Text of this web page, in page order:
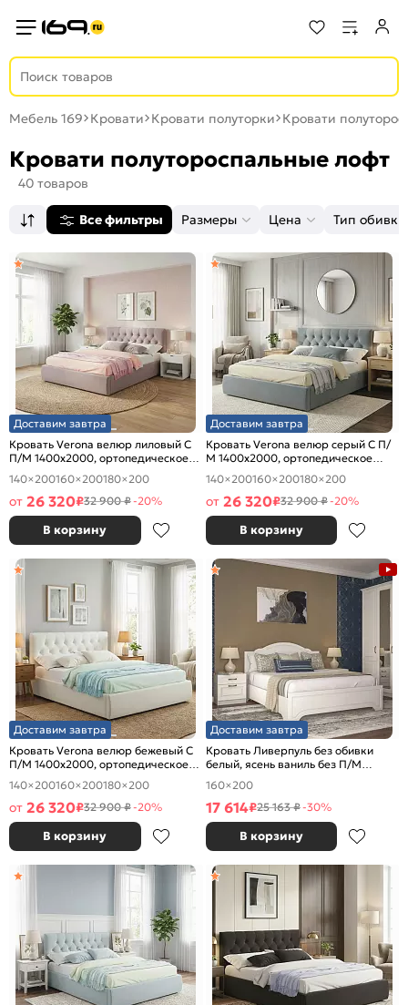
Мебель 169 Кровати Кровати полуторки Кровати
Кровати полутороспальные лофт
40 товаров
Все фильтры Размеры Цена Тип обивки
Доставим завтра
Кровать Verona велюр лиловый С
П/М 1400x2000, ортопедическое
основание, изголовье мягкое
140×200160×200180×200
от 26 320₽32 900 ₽-20%
В корзину
Доставим завтра
Кровать Verona велюр серый С П/
М 1400x2000, ортопедическое
основание, изголовье мягкое
140×200160×200180×200
от 26 320₽32 900 ₽-20%
В корзину
Доставим завтра
Кровать Verona велюр бежевый С
П/М 1400x2000, ортопедическое
основание, изголовье мягкое
140×200160×200180×200
от 26 320₽32 900 ₽-20%
В корзину
Доставим завтра
Кровать Ливерпуль без обивки
белый, ясень ваниль без П/М
1600x2000, изголовье жесткое
160×200
17 614₽25 163 ₽-30%
В корзину